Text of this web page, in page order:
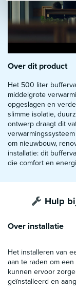
Over dit product
Het 500 liter
middelgrote
opgeslagen en
slimme isolatie,
ontwerp draagt dit
om nieuwbouw,
installatie: dit
die comfort en
Hulp
Over installatie
Het installeren van
aan te raden om
kunnen ervoor
geïnstalleerd en